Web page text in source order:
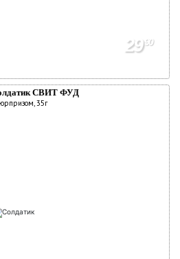
2990
СВИТ ФУД
35г